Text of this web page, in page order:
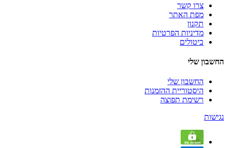
צרו קשר
מפת האתר
תקנון
מדיניות הפרטיות
ביטולים
החשבון שלי
החשבון שלי
היסטוריית ההזמנות
רשימת תפוצה
נגישות